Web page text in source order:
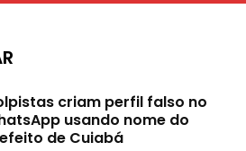
criam perfil falso no
usando nome do
de Cuiabá